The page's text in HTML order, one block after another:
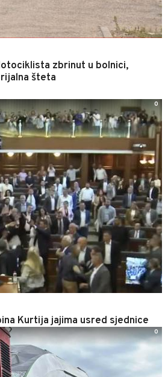
zbrinut u bolnici,
šteta
Kurtija jajima usred sjednice
0
0